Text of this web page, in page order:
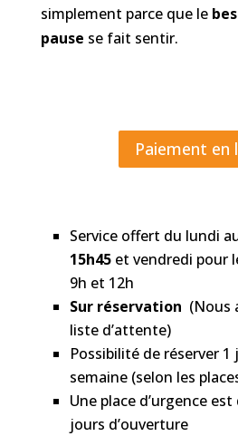
simplement parce que le
pause se fait sentir.
Paiement en
Service offert du lundi
15h45 et vendredi pour
9h et 12h
Sur réservation (Nous
liste d’attente)
Possibilité de réserver 1
semaine (selon les
Une place d’urgence
jours d’ouverture